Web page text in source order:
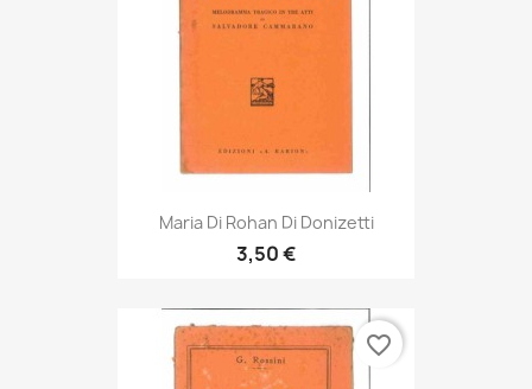
Maria Di Rohan Di Donizetti
3,50 €
favorite_border